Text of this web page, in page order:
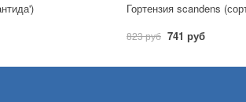
Гортензия scandens
823 руб 741 руб